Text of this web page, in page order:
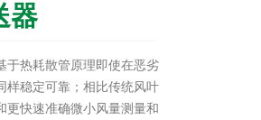
器
于热耗散管原理即使在恶劣
样稳定可靠；相比传统风叶
更快速准确微小风量测量和